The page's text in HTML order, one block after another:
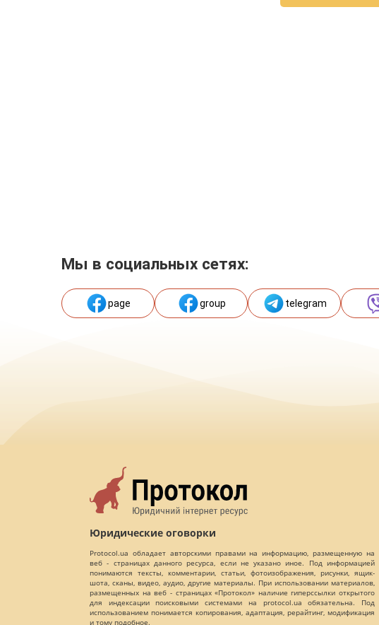
Мы в социальных сетях:
page group telegram
Юридические оговорки
Protocol.ua обладает авторскими правами на информацию, размещенную на
веб - страницах данного ресурса, если не указано иное. Под информацией
понимаются тексты, комментарии, статьи, фотоизображения, рисунки, ящик-
шота, сканы, видео, аудио, другие материалы. При использовании материалов,
размещенных на веб - страницах «Протокол» наличие гиперссылки открытого
для индексации поисковыми системами на protocol.ua обязательна. Под
использованием понимается копирования, адаптация, рерайтинг, модификация
и тому подобное.